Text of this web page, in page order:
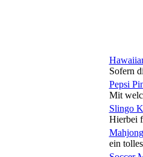
Sofern
Pepsi
Mit
Slingo
Hierbei
ein